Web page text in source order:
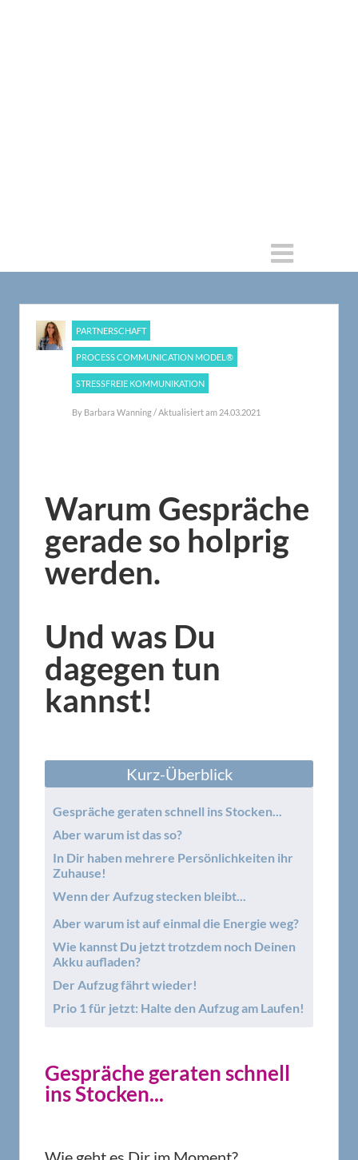
PARTNERSCHAFT
PROCESS COMMUNICATION MODEL®
STRESSFREIE KOMMUNIKATION
By Barbara Wanning/ Aktualisiert am 24.03.2021
Warum Gespräche
gerade so holprig
werden.
Und was Du
dagegen tun
kannst!
Kurz-Überblick
Gespräche geraten schnell ins Stocken...
Aber warum ist das so?
In Dir haben mehrere Persönlichkeiten ihr
Zuhause!
Wenn der Aufzug stecken bleibt...
Aber warum ist auf einmal die Energie weg?
Wie kannst Du jetzt trotzdem noch Deinen
Akku aufladen?
Der Aufzug fährt wieder!
Prio 1 für jetzt: Halte den Aufzug am Laufen!
Gespräche geraten schnell
ins Stocken...